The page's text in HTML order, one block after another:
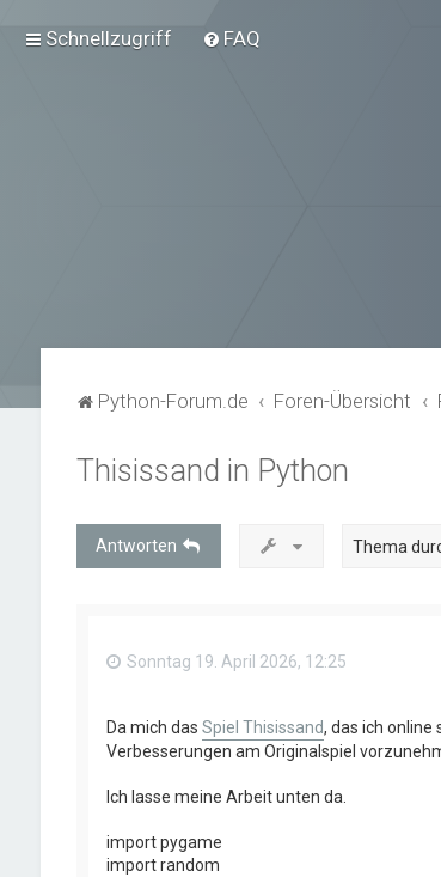
Schnellzugriff FAQ
Python-Forum.de Foren-Übersicht
Thisissand in Python
Antworten
Sonntag 19. April 2026, 12:25
Da mich das Spiel Thisissand, das ich online
Verbesserungen am Originalspiel
Ich lasse meine Arbeit unten da.
import pygame
import random